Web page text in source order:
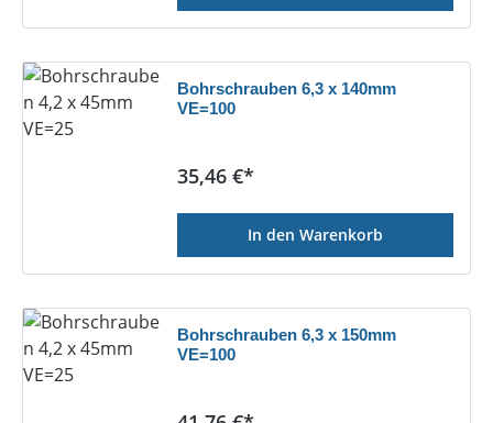
Bohrschrauben 6,3 x 140mm
VE=100
Regulärer Preis:
35,46 €*
In den Warenkorb
Bohrschrauben 6,3 x 150mm
VE=100